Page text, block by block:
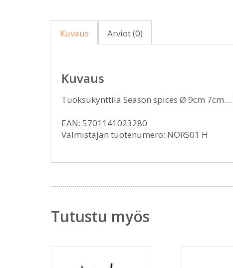
Kuvaus Arviot (0)
Kuvaus
Tuoksukynttilä Season spices Ø 9cm 7cm…
EAN: 5701141023280
Valmistajan tuotenumero: NORS01 H
Tutustu myös